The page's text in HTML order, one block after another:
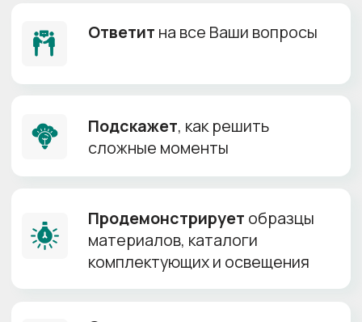
Только
сертифицированные
полотнаот лучших
оригинальности продукта и лучшей цены
цена!